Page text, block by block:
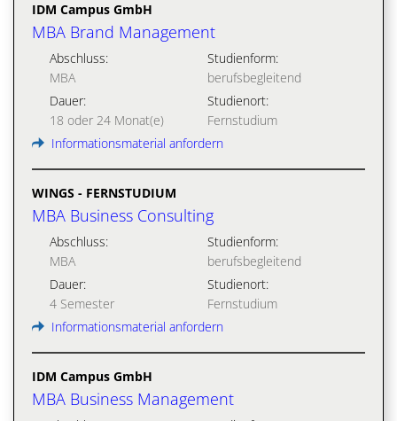
IDM Campus GmbH
MBA Brand Management
Abschluss:
MBA
Studienform:
berufsbegleitend
Dauer:
18 oder 24 Monat(e)
Studienort:
Fernstudium
Informationsmaterial anfordern
WINGS - FERNSTUDIUM
MBA Business Consulting
Abschluss:
MBA
Studienform:
berufsbegleitend
Dauer:
4 Semester
Studienort:
Fernstudium
Informationsmaterial anfordern
IDM Campus GmbH
MBA Business Management